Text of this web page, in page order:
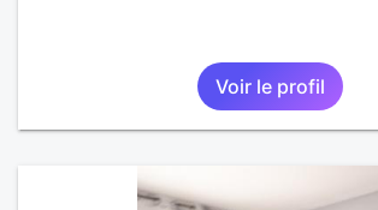
Voir le profil